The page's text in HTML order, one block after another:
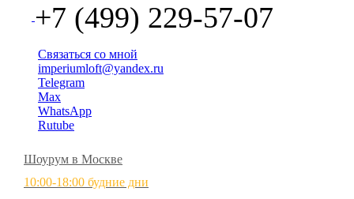
+7 (499) 229-57-07
Связаться со мной
imperiumloft@yandex.ru
Telegram
Max
WhatsApp
Rutube
Шоурум в Москве
10:00-18:00 будние дни